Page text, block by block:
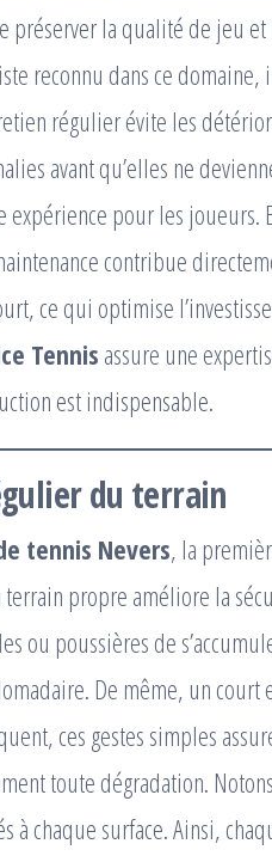
préserver la qualité de jeu
reconnu dans ce domaine,
régulier évite les
avant qu’elles ne
pour les joueurs.
contribue
ce qui optimise
Tennis assure une
est indispensable.
du terrain
tennis Nevers, la
propre améliore la
ou poussières de
De même, un court
ces gestes simples
toute dégradation.
à chaque surface. Ainsi,